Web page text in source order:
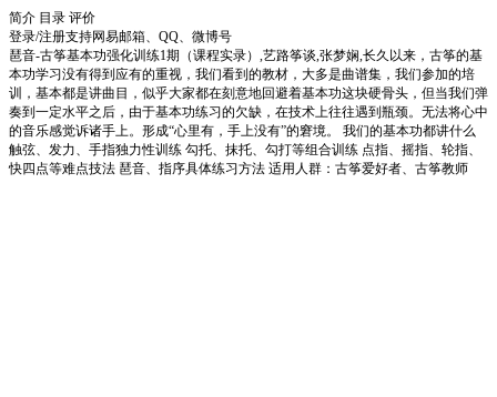
简介 目录 评价
登录/注册支持网易邮箱、QQ、微博号
琶音-古筝基本功强化训练1期（课程实录）,艺路筝谈,张梦娴,长久以来，古筝的基
本功学习没有得到应有的重视，我们看到的教材，大多是曲谱集，我们参加的培
训，基本都是讲曲目，似乎大家都在刻意地回避着基本功这块硬骨头，但当我们弹
奏到一定水平之后，由于基本功练习的欠缺，在技术上往往遇到瓶颈。无法将心中
的音乐感觉诉诸手上。形成“心里有，手上没有”的窘境。 我们的基本功都讲什么
触弦、发力、手指独力性训练 勾托、抹托、勾打等组合训练 点指、摇指、轮指、
快四点等难点技法 琶音、指序具体练习方法 适用人群：古筝爱好者、古筝教师